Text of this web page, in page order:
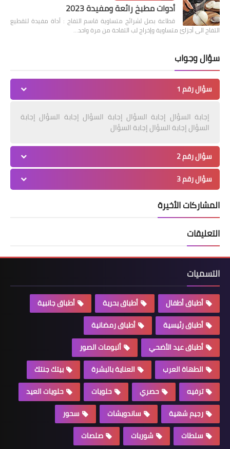
أدوات مطبخ رائعة ومفيدة 2023
قطاعة بصل لشرائح متساوية قاسم التفاح : أداة مفيدة لتقطيع
التفاح الى أجزائ متساوية وإخراج لب التفاحة من مرة واحد…
سؤال وجواب
سؤال رقم 1
إجابة السؤال إجابة السؤال إجابة السؤال إجابة السؤال إجابة
السؤال إجابة السؤال إجابة السؤال
سؤال رقم 2
سؤال رقم 3
المشاركات الأخيرة
التعليقات
التسميات
أطباق أطفال أطباق بحرية
أطباق جانبية
أطباق رئيسية
أطباق رمضانية
أطباق عيد الأضحي
ألبومات الصور
الطهاة العرب
العناية بالبشرة
بيتك جنتك
ترفيه
حصري حلويات
حلويات العيد
رجيم شهية
ساندويشات
سحور
سلطات
شوربات صلصات